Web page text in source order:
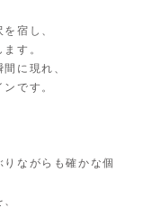
宿し、
す。
に現れ、
です。
ながらも確かな個